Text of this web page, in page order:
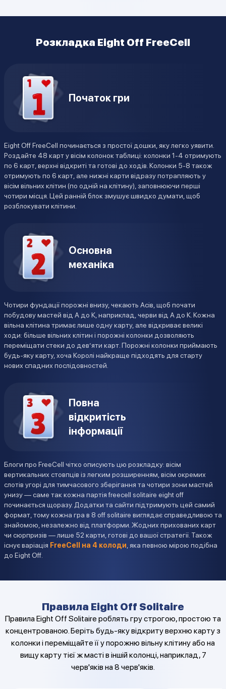
Розкладка Eight Off FreeCell
Початок гри
Eight Off FreeCell починається з простої дошки, яку легко уявити.
Роздайте 48 карт у вісім колонок таблиці: колонки 1-4 отримують
по 6 карт, верхні відкриті та готові до ходів. Колонки 5-8 також
отримують по 6 карт, але нижні карти відразу потрапляють у
вісім вільних клітин (по одній на клітину), заповнюючи перші
чотири місця. Цей ранній блок змушує швидко думати, щоб
розблокувати клітини.
Основна
механіка
Чотири фундації порожні внизу, чекають Асів, щоб почати
побудову мастей від А до К, наприклад, черви від А до К. Кожна
вільна клітина тримає лише одну карту, але відкриває великі
ходи: більше вільних клітин і порожні колонки дозволяють
переміщати стеки до дев’яти карт. Порожні колонки приймають
будь-яку карту, хоча Королі найкраще підходять для старту
нових спадних послідовностей.
Повна
відкритість
інформації
Блоги про FreeCell чітко описують цю розкладку: вісім
вертикальних стовпців із легким розширенням, вісім окремих
слотів угорі для тимчасового зберігання та чотири зони мастей
унизу — саме так кожна партія freecell solitaire eight off
починається щоразу. Додатки та сайти підтримують цей самий
формат, тому кожна гра в 8 off solitaire виглядає справедливою та
знайомою, незалежно від платформи. Жодних прихованих карт
чи сюрпризів — лише 52 карти, готові до вашої стратегії. Також
існує варіація FreeCell на 4 колоди , яка певною мірою подібна
до Eight Off.
Правила Eight Off Solitaire
Правила Eight Off Solitaire роблять гру строгою, простою та
концентрованою. Беріть будь-яку відкриту верхню карту з
колонки і переміщайте її у порожню вільну клітину або на
вищу карту тієї ж масті в іншій колонці, наприклад, 7
черв'яків на 8 черв'яків.